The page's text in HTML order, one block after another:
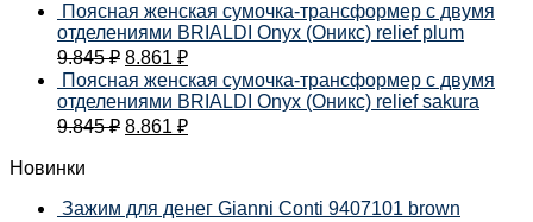
Поясная женская сумочка-трансформер с двумя
отделениями BRIALDI Onyx (Оникс) relief plum
9.845₽ 8.861 ₽
Поясная женская сумочка-трансформер с двумя
отделениями BRIALDI Onyx (Оникс) relief sakura
9.845₽ 8.861 ₽
Новинки
Зажим для денег Gianni Conti 9407101 brown